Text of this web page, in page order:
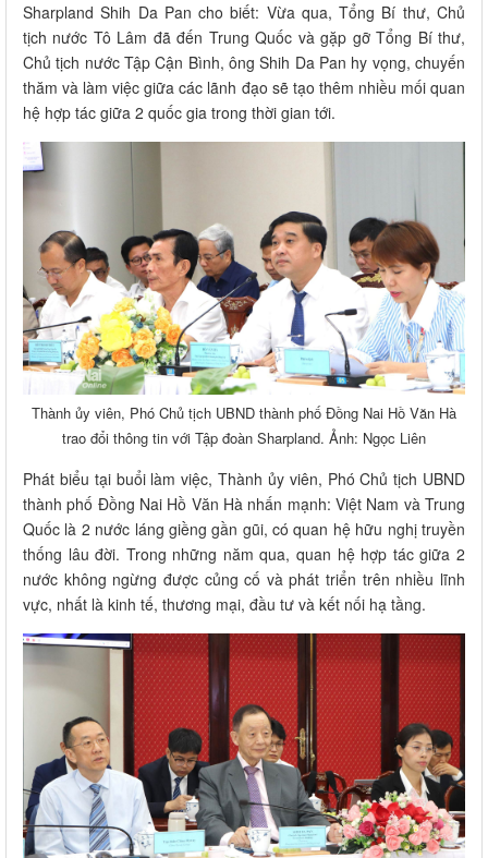
Sharpland Shih Da Pan cho biết: Vừa qua, Tổng Bí thư, Chủ
tịch nước Tô Lâm đã đến Trung Quốc và gặp gỡ Tổng Bí thư,
Chủ tịch nước Tập Cận Bình, ông Shih Da Pan hy vọng, chuyến
thăm và làm việc giữa các lãnh đạo sẽ tạo thêm nhiều mối quan
hệ hợp tác giữa 2 quốc gia trong thời gian tới.
Thành ủy viên, Phó Chủ tịch UBND thành phố Đồng Nai Hồ Văn Hà
trao đổi thông tin với Tập đoàn Sharpland. Ảnh: Ngọc Liên
Phát biểu tại buổi làm việc, Thành ủy viên, Phó Chủ tịch UBND
thành phố Đồng Nai Hồ Văn Hà nhấn mạnh: Việt Nam và Trung
Quốc là 2 nước láng giềng gần gũi, có quan hệ hữu nghị truyền
thống lâu đời. Trong những năm qua, quan hệ hợp tác giữa 2
nước không ngừng được củng cố và phát triển trên nhiều lĩnh
vực, nhất là kinh tế, thương mại, đầu tư và kết nối hạ tầng.